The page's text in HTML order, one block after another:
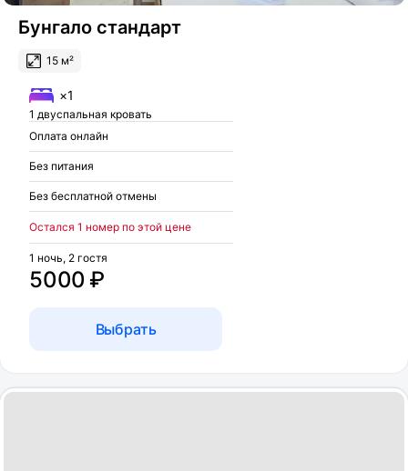
Бунгало стандарт
15 м²
×1
1 двуспальная кровать
Оплата онлайн
Без питания
Без бесплатной отмены
Остался 1 номер по этой цене
5000 ₽
1 ночь, 2 гостя
Выбрать